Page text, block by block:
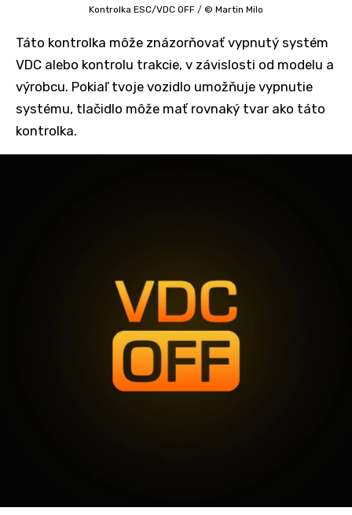
Kontrolka ESC/VDC OFF / © Martin Milo
Táto kontrolka môže znázorňovať vypnutý systém
VDC alebo kontrolu trakcie, v závislosti od modelu a
výrobcu. Pokiaľ tvoje vozidlo umožňuje vypnutie
systému, tlačidlo môže mať rovnaký tvar ako táto
kontrolka.